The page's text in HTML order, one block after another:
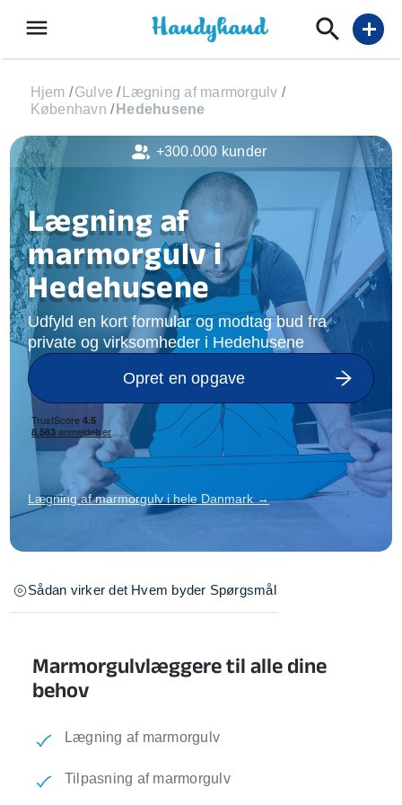
menu add
Hjem /Gulve / Lægning af marmorgulv /
København / Hedehusene
Lægning af
marmorgulv i
Hedehusene
Udfyld en kort formular og modtag bud fra
private og virksomheder i Hedehusene
Opret en opgave
Lægning af marmorgulv i hele Danmark →
Sådan virker det Hvem byder Spørgsmål
Marmorgulvlæggere til alle dine
behov
Lægning af marmorgulv
Tilpasning af marmorgulv
+300.000 kunder